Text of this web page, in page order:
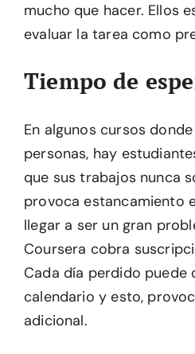
mucho que hacer. Ellos
evaluar la tarea como
Tiempo de
En algunos cursos
personas, hay
que sus trabajos nunca
provoca estancamiento
llegar a ser un gran
Coursera cobra
Cada día perdido puede
calendario y esto,
adicional.